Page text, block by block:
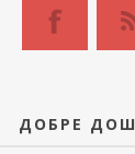
ДОБРЕ